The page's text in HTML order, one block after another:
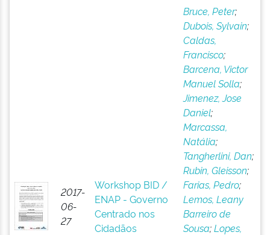
2017-
06-
27
Workshop BID /
ENAP - Governo
Centrado nos
Cidadãos
Bruce, Peter;
Dubois, Sylvain;
Caldas,
Francisco;
Barcena, Victor
Manuel Solla;
Jimenez, Jose
Daniel;
Marcassa,
Natália;
Tangherlini, Dan;
Rubin, Gleisson;
Farias, Pedro;
Lemos, Leany
Barreiro de
Sousa;Lopes,